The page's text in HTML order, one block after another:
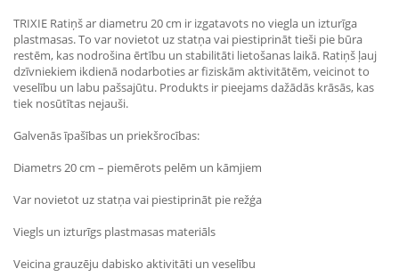
TRIXIE Ratiņš ar diametru 20 cm ir izgatavots no viegla un izturīga
plastmasas. To var novietot uz statņa vai piestiprināt tieši pie būra
restēm, kas nodrošina ērtību un stabilitāti lietošanas laikā. Ratiņš ļauj
dzīvniekiem ikdienā nodarboties ar fiziskām aktivitātēm, veicinot to
veselību un labu pašsajūtu. Produkts ir pieejams dažādās krāsās, kas
tiek nosūtītas nejauši.
Galvenās īpašības un priekšrocības:
Diametrs 20 cm – piemērots pelēm un kāmjiem
Var novietot uz statņa vai piestiprināt pie režģa
Viegls un izturīgs plastmasas materiāls
Veicina grauzēju dabisko aktivitāti un veselību